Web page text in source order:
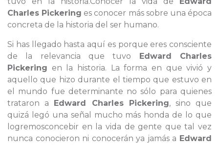
Charles Pickering es conocer más sobre una época
concreta de la historia del ser humano.
Si has llegado hasta aquí es porque eres consciente
de la relevancia que tuvo Edward Charles
Pickering en la historia. La forma en que vivió y
aquello que hizo durante el tiempo que estuvo en
el mundo fue determinante no sólo para quienes
trataron a Edward Charles Pickering, sino que
quizá legó una señal mucho más honda de lo que
logremosconcebir en la vida de gente que tal vez
nunca conocieron ni conocerán ya jamás a Edward